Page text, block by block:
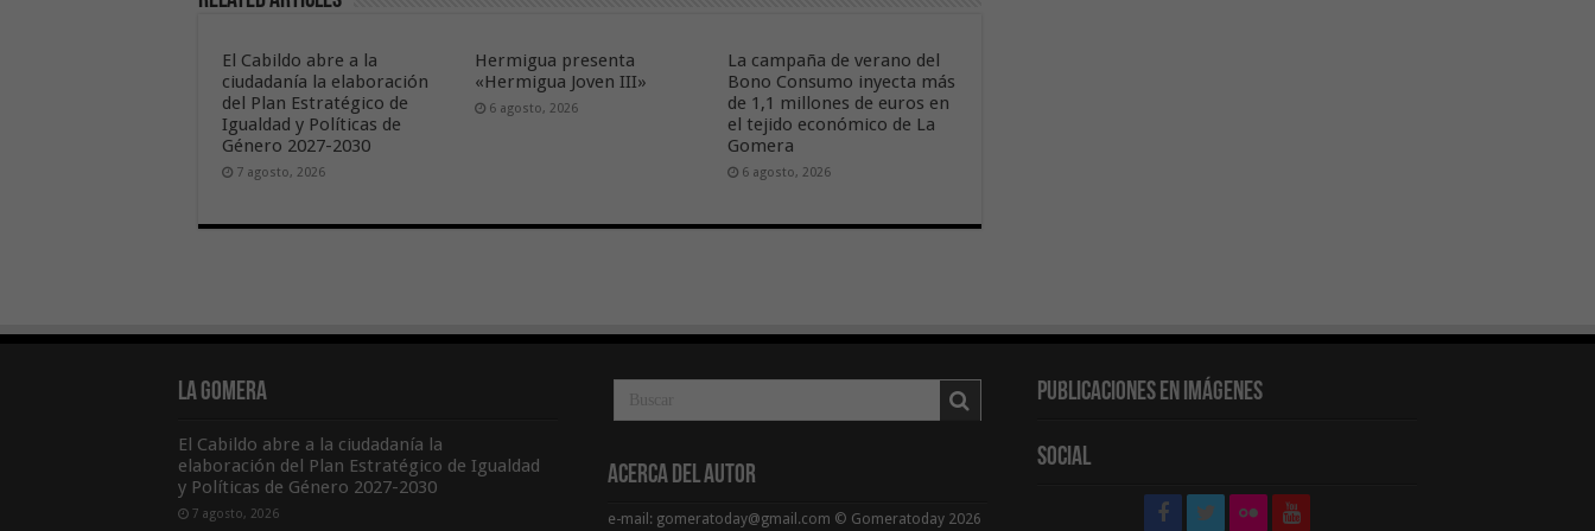
El Cabildo abre a la
ciudadanía la elaboración
del Plan Estratégico de
Igualdad y Políticas de
Género 2027-2030
7 agosto, 2026
Hermigua presenta
«Hermigua Joven III»
6 agosto, 2026
La campaña de verano del
Bono Consumo inyecta más
de 1,1 millones de euros en
el tejido económico de La
Gomera
6 agosto, 2026
La Gomera
El Cabildo abre a la ciudadanía la
elaboración del Plan Estratégico de Igualdad
y Políticas de Género 2027-2030
7 agosto, 2026
Acerca del Autor
e-mail: gomeratoday@gmail.com © Gomeratoday 2026
Publicaciones en Imágenes
Social